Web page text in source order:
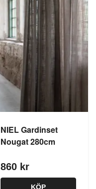
NIEL Gardinset
Nougat 280cm
860 kr
KÖP